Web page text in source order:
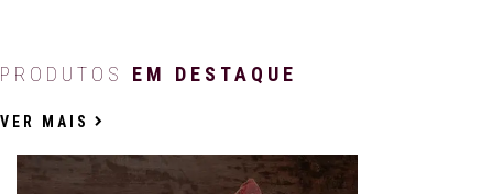
PRODUTOS EM DESTAQUE
VER MAIS